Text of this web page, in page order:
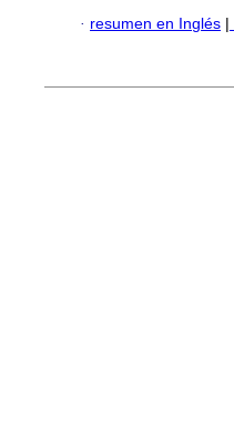
· resumen en Inglés |